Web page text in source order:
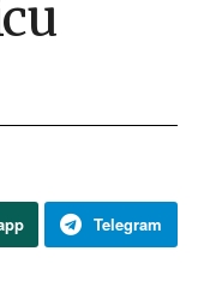
Telegram